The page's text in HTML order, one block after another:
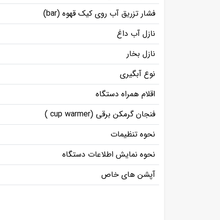
فشار تزریق آب روی کیک قهوه (bar)
نازل آب داغ
نازل بخار
نوع آبگیری
اقلام همراه دستگاه
فنجان گرمکن برقی (cup warmer )
نحوه تنظیمات
نحوه نمایش اطلاعات دستگاه
آپشن های خاص